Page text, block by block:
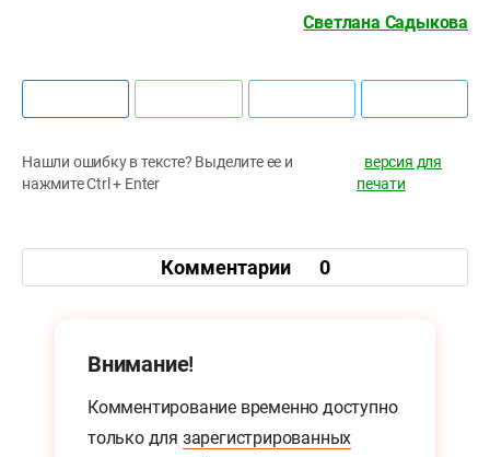
Светлана Садыкова
Нашли ошибку в тексте? Выделите ее и
нажмите Ctrl + Enter
версия для
печати
Комментарии 0
Внимание!
Комментирование временно доступно
только для зарегистрированных